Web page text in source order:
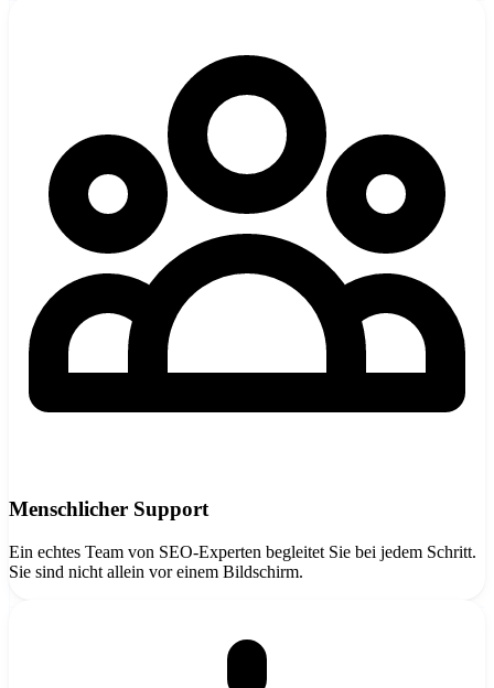
Menschlicher Support
Ein echtes Team von SEO-Experten begleitet Sie bei jedem Schritt.
Sie sind nicht allein vor einem Bildschirm.